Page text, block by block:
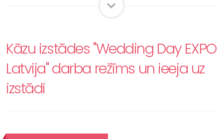
Kāzu izstādes "Wedding Day EXPO
Latvija" darba režīms un ieeja uz
izstādi